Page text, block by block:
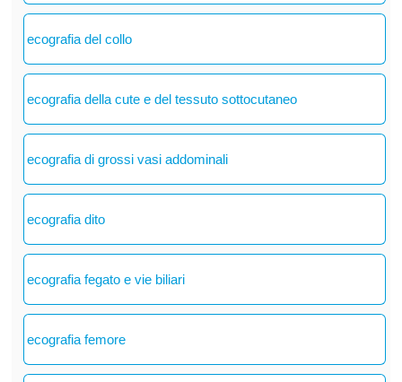
ecografia del collo
ecografia della cute e del tessuto sottocutaneo
ecografia di grossi vasi addominali
ecografia dito
ecografia fegato e vie biliari
ecografia femore